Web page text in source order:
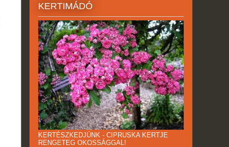
KERTIMÁDÓ
KERTÉSZKEDJÜNK - CIPRUSKA KERTJE
RENGETEG OKOSSÁGGAL!